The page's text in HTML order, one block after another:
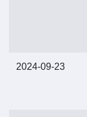
2024-09-23